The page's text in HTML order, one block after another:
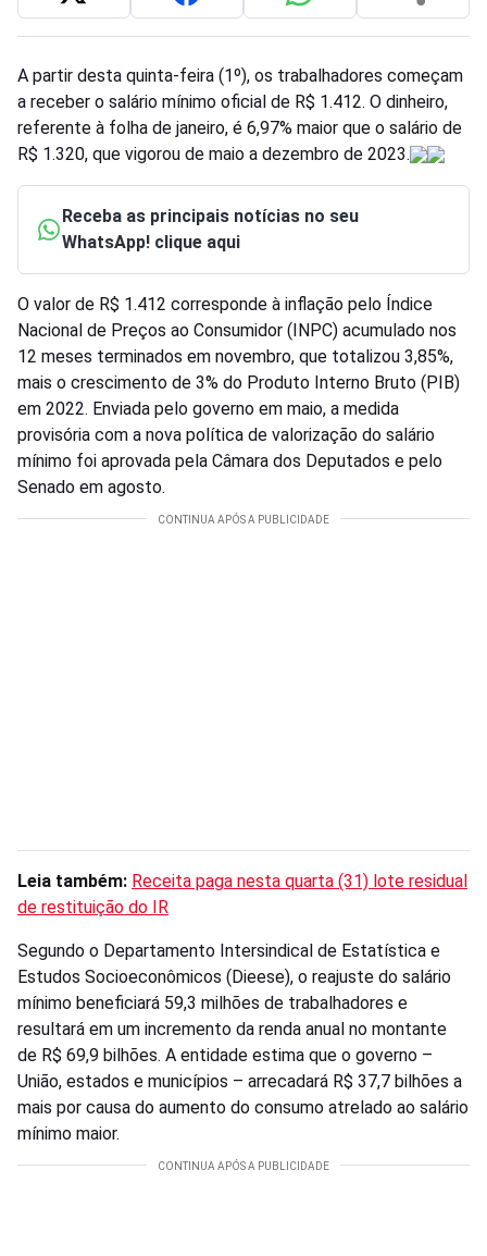
A partir desta quinta-feira (1º), os trabalhadores começam
a receber o salário mínimo oficial de R$ 1.412. O dinheiro,
referente à folha de janeiro, é 6,97% maior que o salário de
R$ 1.320, que vigorou de maio a dezembro de 2023.
Receba as principais notícias no seu
WhatsApp! clique aqui
O valor de R$ 1.412 corresponde à inflação pelo Índice
Nacional de Preços ao Consumidor (INPC) acumulado nos
12 meses terminados em novembro, que totalizou 3,85%,
mais o crescimento de 3% do Produto Interno Bruto (PIB)
em 2022. Enviada pelo governo em maio, a medida
provisória com a nova política de valorização do salário
mínimo foi aprovada pela Câmara dos Deputados e pelo
Senado em agosto.
Leia também: Receita paga nesta quarta (31) lote residual
de restituição do IR
Segundo o Departamento Intersindical de Estatística e
Estudos Socioeconômicos (Dieese), o reajuste do salário
mínimo beneficiará 59,3 milhões de trabalhadores e
resultará em um incremento da renda anual no montante
de R$ 69,9 bilhões. A entidade estima que o governo –
União, estados e municípios – arrecadará R$ 37,7 bilhões a
mais por causa do aumento do consumo atrelado ao salário
mínimo maior.